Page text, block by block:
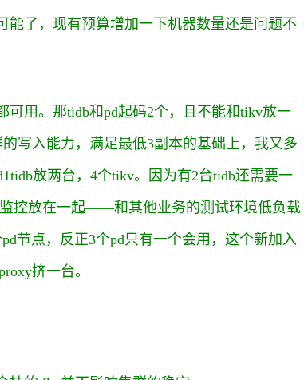
了，现有预算增加一下机器数量还是问题不
用。那tidb和pd起码2个，且不能和tikv放一
写入能力，满足最低3副本的基础上，我又多
放两台，4个tikv。因为有2台tidb还需要一
控放在一起——和其他业务的测试环境低负载
节点，反正3个pd只有一个会用，这个新加入
挤一台。